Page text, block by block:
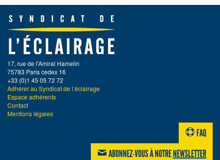
17, rue de l'Amiral Hamelin
75783 Paris cedex 16
+33 (0)1 45 05 72 72
Adhérer au Syndicat de l’éclairage
Espace adhérents
Contact
Mentions légales
FAQ
ABONNEZ-VOUS À NOTRENEWSLETTER